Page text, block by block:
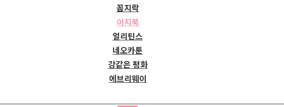
꼼지락
이지북
얼리틴스
네오카툰
강같은 평화
에브리웨이